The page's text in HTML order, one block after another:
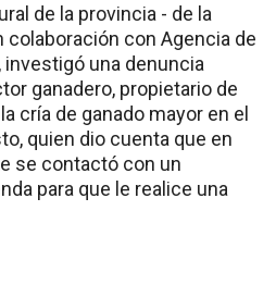
de la provincia - de la
colaboración con Agencia de
una denuncia
ganadero, propietario de
cría de ganado mayor en el
quien dio cuenta que en
se contactó con un
para que le realice una